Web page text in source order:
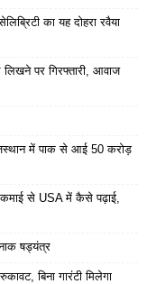
का यह दोहरा रवैया
पर गिरफ्तारी, आवाज
में पाक से आई 50 करोड़
कमाई से USA में कैसे पढ़ाई,
षड्यंत्र
बिना गारंटी मिलेगा